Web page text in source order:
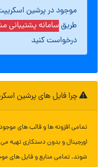
موجود در پرشین
طریقسامانه پشتیبانی
درخواست کنید
چرا فایل های پرشین
تمامی افزونه ها و قالب های
اورجینال و بدون دستکاری تهیه
شوند. تمامی منابع و فایل های